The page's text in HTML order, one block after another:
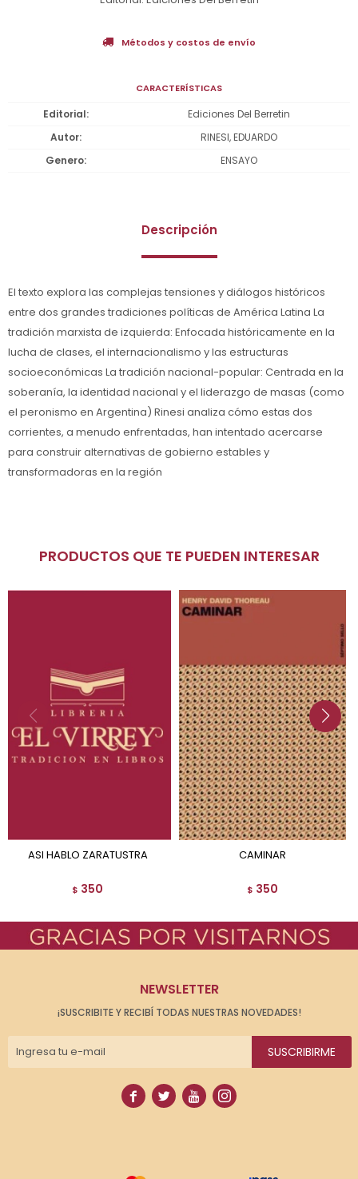
Métodos y costos de envío
CARACTERÍSTICAS
Editorial
Ediciones Del Berretin
Autor
RINESI, EDUARDO
Genero
ENSAYO
Descripción
El texto explora las complejas tensiones y diálogos históricos
entre dos grandes tradiciones políticas de América Latina La
tradición marxista de izquierda: Enfocada históricamente en la
lucha de clases, el internacionalismo y las estructuras
socioeconómicas La tradición nacional-popular: Centrada en la
soberanía, la identidad nacional y el liderazgo de masas (como
el peronismo en Argentina) Rinesi analiza cómo estas dos
corrientes, a menudo enfrentadas, han intentado acercarse
para construir alternativas de gobierno estables y
transformadoras en la región
PRODUCTOS QUE TE PUEDEN INTERESAR
ASI HABLO ZARATUSTRA
$ 350
CAMINAR
$ 350
NEWSLETTER
¡SUSCRIBITE Y RECIBÍ TODAS NUESTRAS NOVEDADES!
SUSCRIBIRME
   